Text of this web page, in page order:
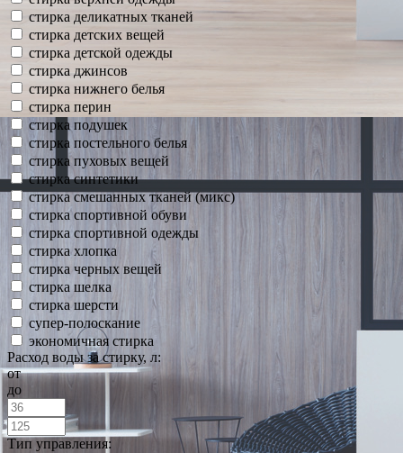
стирка деликатных тканей
стирка детских вещей
стирка детской одежды
стирка джинсов
стирка нижнего белья
стирка перин
стирка подушек
стирка постельного белья
стирка пуховых вещей
стирка синтетики
стирка смешанных тканей (микс)
стирка спортивной обуви
стирка спортивной одежды
стирка хлопка
стирка черных вещей
стирка шелка
стирка шерсти
супер-полоскание
экономичная стирка
Расход воды за стирку, л:
от
до
Тип управления: